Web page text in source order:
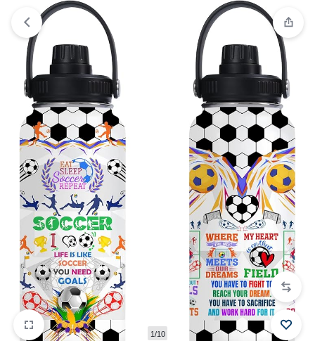
1/10